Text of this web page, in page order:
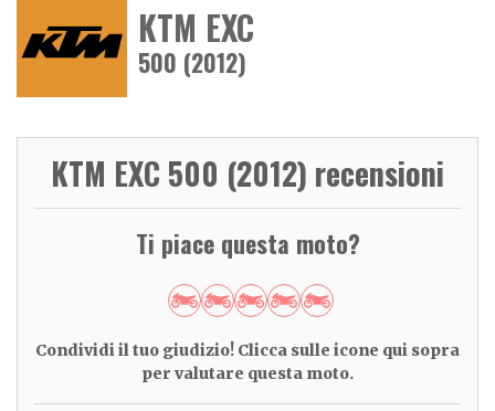
KTM EXC
500 (2012)
KTM EXC 500 (2012) recensioni
Ti piace questa moto?
Condividi il tuo giudizio! Clicca sulle icone qui sopra
per valutare questa moto.